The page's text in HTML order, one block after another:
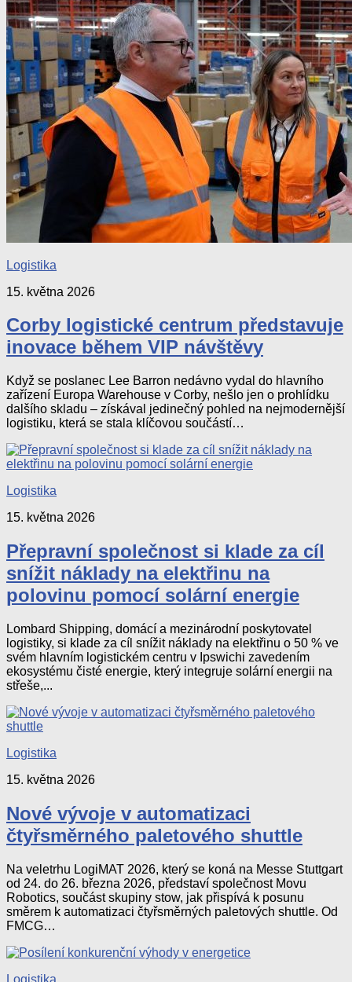
Logistika
15. května 2026
Corby logistické centrum představuje
inovace během VIP návštěvy
Když se poslanec Lee Barron nedávno vydal do hlavního
zařízení Europa Warehouse v Corby, nešlo jen o prohlídku
dalšího skladu – získával jedinečný pohled na nejmodernější
logistiku, která se stala klíčovou součástí…
Logistika
15. května 2026
Přepravní společnost si klade za cíl
snížit náklady na elektřinu na
polovinu pomocí solární energie
Lombard Shipping, domácí a mezinárodní poskytovatel
logistiky, si klade za cíl snížit náklady na elektřinu o 50 % ve
svém hlavním logistickém centru v Ipswichi zavedením
ekosystému čisté energie, který integruje solární energii na
střeše,...
Logistika
15. května 2026
Nové vývoje v automatizaci
čtyřsměrného paletového shuttle
Na veletrhu LogiMAT 2026, který se koná na Messe Stuttgart
od 24. do 26. března 2026, představí společnost Movu
Robotics, součást skupiny stow, jak přispívá k posunu
směrem k automatizaci čtyřsměrných paletových shuttle. Od
FMCG…
Logistika